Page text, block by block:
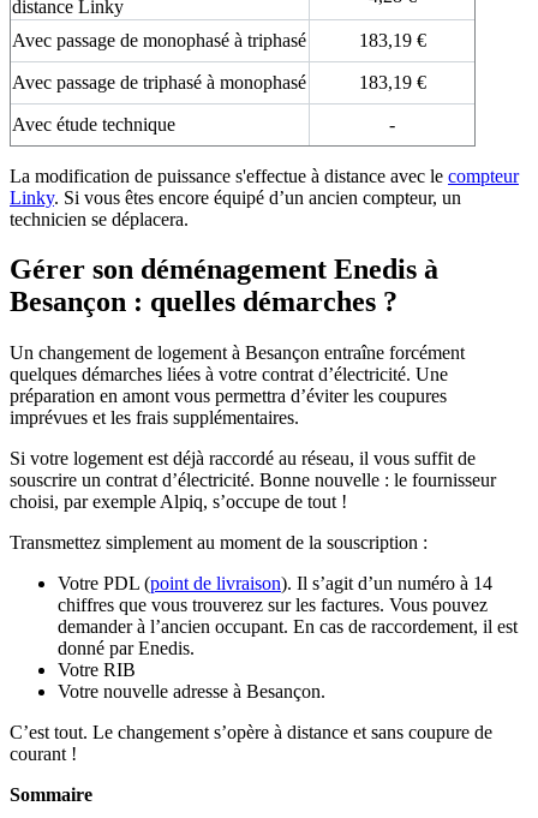
distance Linky
Avec passage de monophasé à triphasé 183,19 €
Avec passage de triphasé à monophasé 183,19 €
Avec étude technique -
La modification de puissance s'effectue à distance avec le compteur
Linky. Si vous êtes encore équipé d’un ancien compteur, un
technicien se déplacera.
Gérer son déménagement Enedis à
Besançon : quelles démarches ?
Un changement de logement à Besançon entraîne forcément
quelques démarches liées à votre contrat d’électricité. Une
préparation en amont vous permettra d’éviter les coupures
imprévues et les frais supplémentaires.
Si votre logement est déjà raccordé au réseau, il vous suffit de
souscrire un contrat d’électricité. Bonne nouvelle : le fournisseur
choisi, par exemple Alpiq, s’occupe de tout !
Transmettez simplement au moment de la souscription :
Votre PDL (point de livraison). Il s’agit d’un numéro à 14
chiffres que vous trouverez sur les factures. Vous pouvez
demander à l’ancien occupant. En cas de raccordement, il est
donné par Enedis.
Votre RIB
Votre nouvelle adresse à Besançon.
C’est tout. Le changement s’opère à distance et sans coupure de
courant !
Sommaire